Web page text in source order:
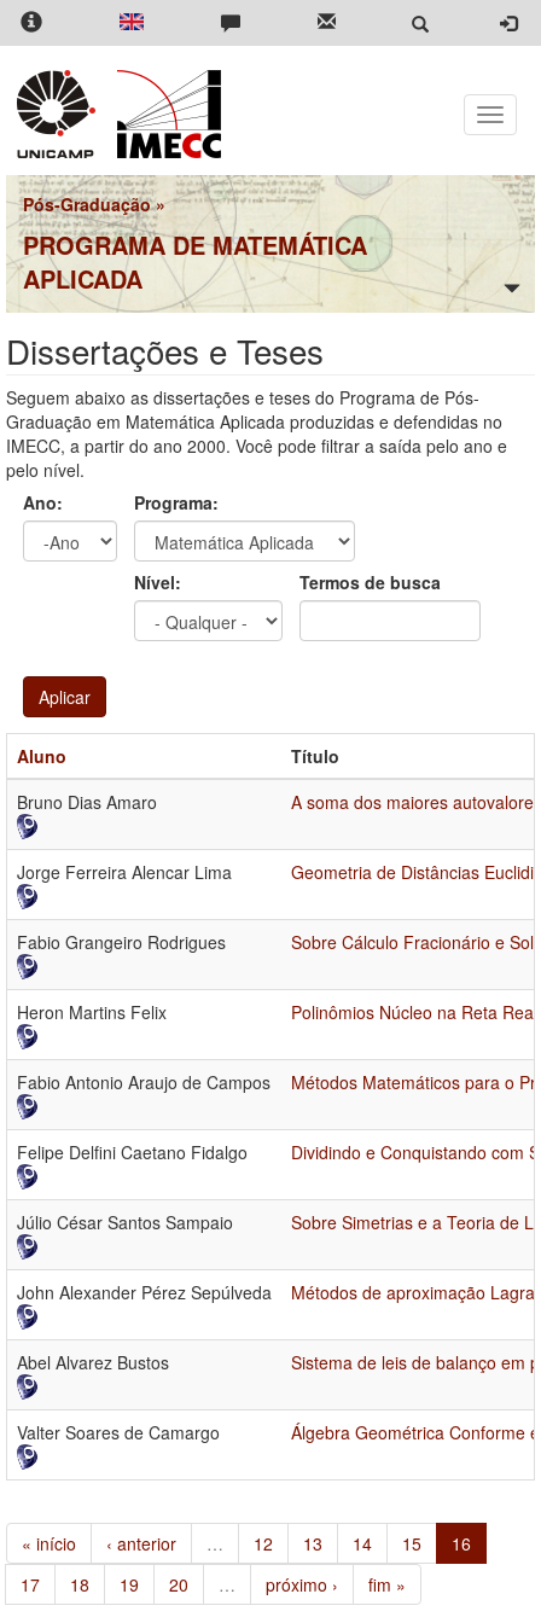
Pular
para
conteúdo
principal
Toggle
Pós-Graduação»
PROGRAMA DE MATEMÁTICA
APLICADA
Dissertações e Teses
Seguem abaixo as dissertações e teses do Programa de Pós-
Graduação em Matemática Aplicada produzidas e defendidas no
IMECC, a partir do ano 2000. Você pode filtrar a saída pelo ano e
pelo nível.
Ano:
Programa:
Nível: Termos de busca
Aplicar
Aluno
Título
Bruno Dias Amaro
A soma dos maiores
Jorge Ferreira Alencar Lima Geometria de Distâncias
Fabio Grangeiro Rodrigues Sobre Cálculo Fracionário e
Heron Martins Felix Polinômios Núcleo na Reta
Fabio Antonio Araujo de Campos Métodos Matemáticos para o
Felipe Delfini Caetano Fidalgo Dividindo e Conquistando com
Júlio César Santos Sampaio Sobre Simetrias e a Teoria de
John Alexander Pérez Sepúlveda Métodos de aproximação
Abel Alvarez Bustos Sistema de leis de balanço em
Valter Soares de Camargo Álgebra Geométrica Conforme
« início ‹ anterior … 12 13 14 15
16
17
18 19 20 … próximo › fim »